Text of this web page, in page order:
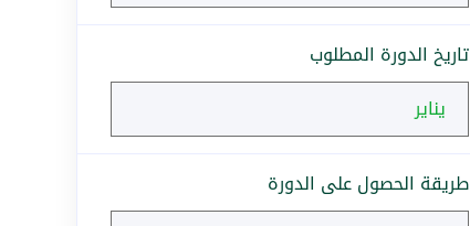
تاريخ الدورة المطلوب
طريقة الحصول على الدورة